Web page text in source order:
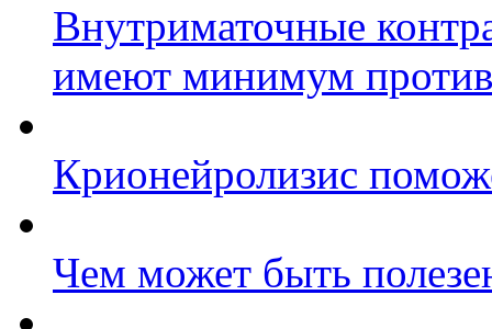
Внутриматочные
имеют минимум
Крионейролизис
Чем может быть